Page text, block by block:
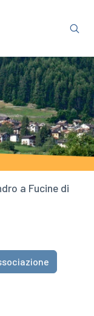
a Fucine di